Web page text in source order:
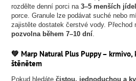
rozdělte denní porci na3–5 menších jídel
porce. Granule lze podávat suché nebo
zajistěte dostatek čerstvé vody. Přechod
pozvolna během 7–10 dní.
💚 Marp Natural Plus Puppy – krmivo,
štěnětem
Pokud hledátečistou, jednoduchou a